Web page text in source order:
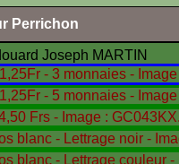
Perrichon
Joseph MARTIN